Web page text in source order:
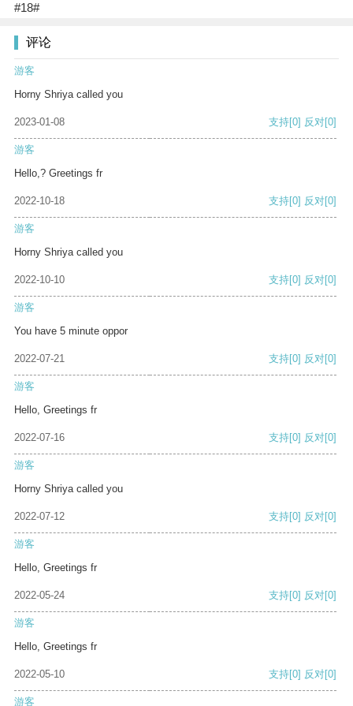
#18#
评论
游客
Horny Shriya called you
2023-01-08 支持[0] 反对[0]
游客
Hello,? Greetings fr
2022-10-18 支持[0] 反对[0]
游客
Horny Shriya called you
2022-10-10 支持[0] 反对[0]
游客
You have 5 minute oppor
2022-07-21 支持[0] 反对[0]
游客
Hello, Greetings fr
2022-07-16 支持[0] 反对[0]
游客
Horny Shriya called you
2022-07-12 支持[0] 反对[0]
游客
Hello, Greetings fr
2022-05-24 支持[0] 反对[0]
游客
Hello, Greetings fr
2022-05-10 支持[0] 反对[0]
游客